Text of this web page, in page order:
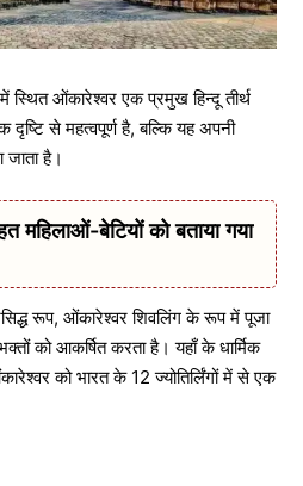
ओंकारेश्वर एक प्रमुख हिन्दू तीर्थ
से महत्वपूर्ण है, बल्कि यह अपनी
जाता है।
बेटियों को बताया गया
रूप, ओंकारेश्वर शिवलिंग के रूप में पूजा
को आकर्षित करता है। यहाँ के धार्मिक
को भारत के 12 ज्योतिर्लिंगों में से एक